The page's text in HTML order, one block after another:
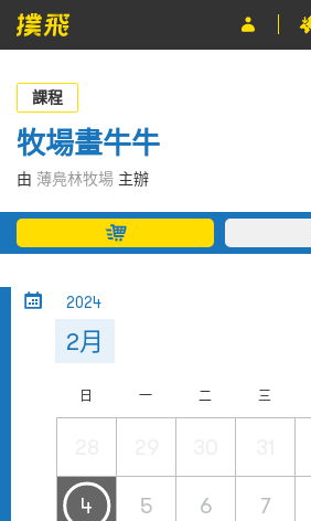
節目
主辦單位
關於撲飛
條款及細則
課程
牧場畫牛牛
由 薄鳧林牧場 主辦
2024
2月
日 一 二 三
4 5 6 7